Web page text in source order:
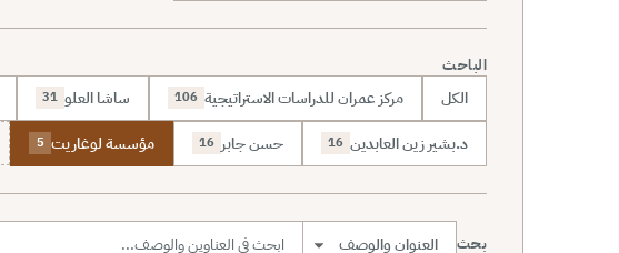
الباحث
الكل مركز عمران للدراسات الاستراتيجية 106 ساشا العلو 31
د.بشير زين العابدين 16 حسن جابر 16 مؤسسة لوغاريت 5
بحث